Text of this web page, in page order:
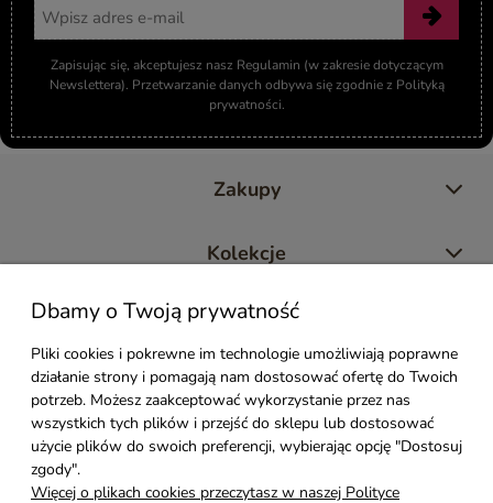
Zapisując się, akceptujesz nasz Regulamin (w zakresie dotyczącym
Newslettera). Przetwarzanie danych odbywa się zgodnie z Polityką
prywatności.
Zakupy
Kolekcje
Moje konto
Pomoc
Styl Mebli
Dbamy o Twoją prywatność
Pliki cookies i pokrewne im technologie umożliwiają poprawne
działanie strony i pomagają nam dostosować ofertę do Twoich
potrzeb. Możesz zaakceptować wykorzystanie przez nas
wszystkich tych plików i przejść do sklepu lub dostosować
użycie plików do swoich preferencji, wybierając opcję "Dostosuj
zgody".
Więcej o plikach cookies przeczytasz w naszej Polityce